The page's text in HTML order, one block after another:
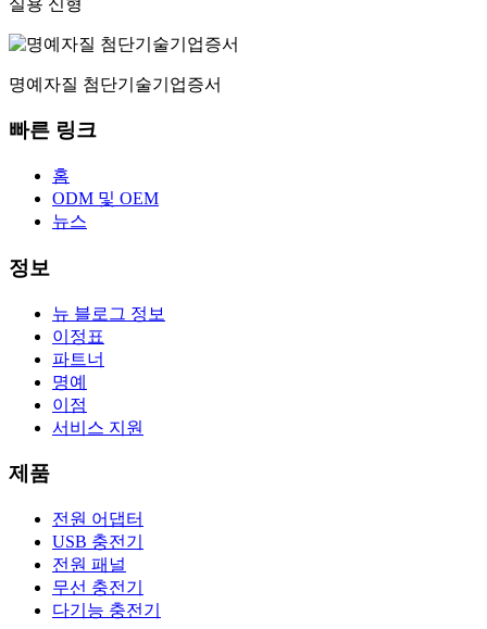
명예자질 첨단기술기업증서
빠른 링크
홈
ODM 및 OEM
뉴스
정보
뉴 블로그 정보
이정표
파트너
명예
이점
서비스 지원
제품
전원 어댑터
USB 충전기
전원 패널
무선 충전기
다기능 충전기